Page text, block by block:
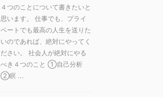
４つのことについて書きたいと
思います。 仕事でも、プライ
ベートでも最高の人生を送りた
いのであれば、絶対にやってく
ださい。 社会人が絶対にやる
べき４つのこと ①自己分析
②瞑 ...